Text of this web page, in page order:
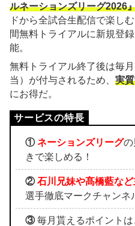
ルネーションズリーグ2026
ドから全試合生配信で楽し
間無料トライアルに新規登
能。
無料トライアル終了後は毎
当）が付与されるため、 実
にお得だ。
① ネーションズリーグの
きで楽しめる！
② 石川兄妹や髙橋藍な
選手徹底マークチャンネ
③毎月貰えるポイントは